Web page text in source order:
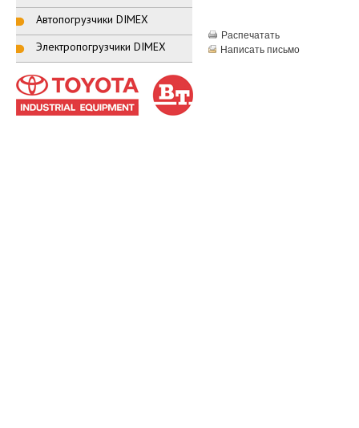
Автопогрузчики DIMEX
Электропогрузчики DIMEX
Распечатать
Написать письмо